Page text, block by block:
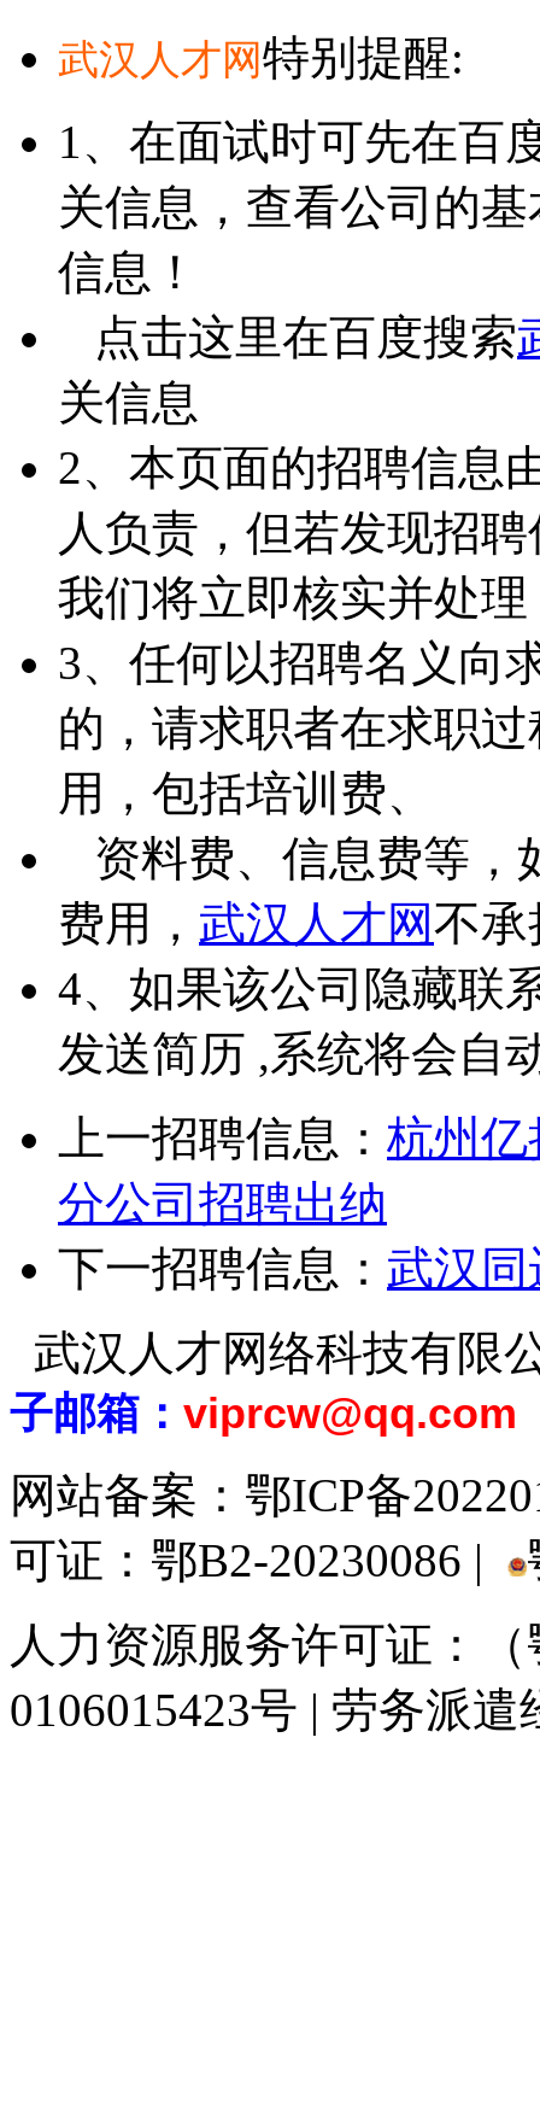
武汉人才网特别提醒:
1、在面试时可先在百
关信息，查看公司的
信息！
点击这里在百度搜索
关信息
2、本页面的招聘信息
人负责，但若发现招
我们将立即核实并处理
3、任何以招聘名义向
的，请求职者在求职
用，包括培训费、
资料费、信息费等，
费用， 武汉人才网不承
4、如果该公司隐藏联
发送简历 ,系统将会自
上一招聘信息： 杭州
分公司招聘出纳
下一招聘信息： 武汉
武汉人才网络科技有限
子邮箱： viprcw@qq.com
网站备案： 鄂ICP备
可证：鄂B2-20230086 |
人力资源服务许可证：
0106015423号 | 劳务派